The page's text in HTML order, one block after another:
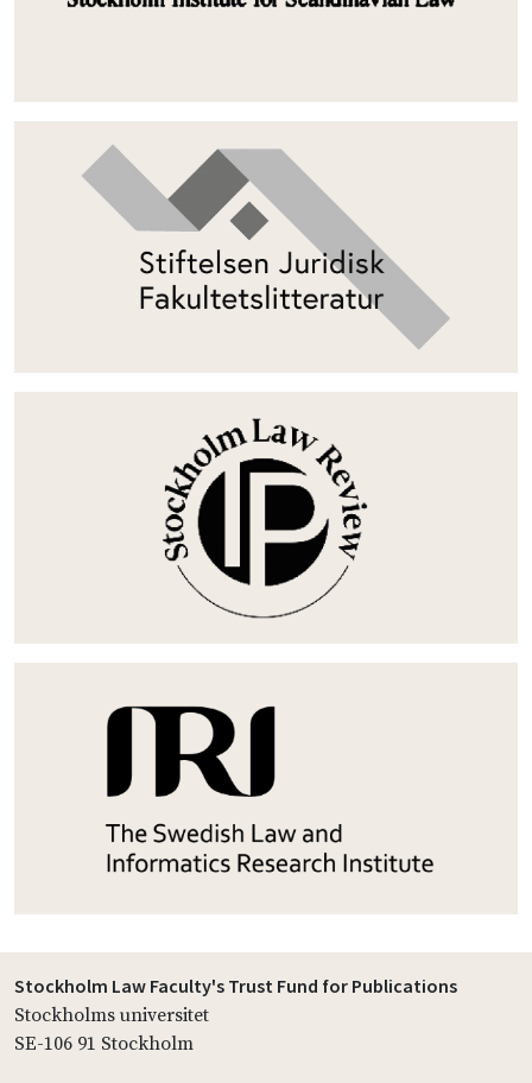
Stockholm Law Faculty's Trust Fund for Publications
Stockholms universitet
SE-106 91 Stockholm